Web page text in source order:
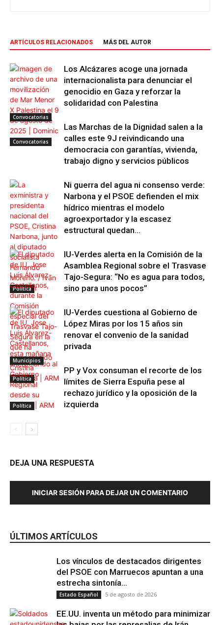
ARTÍCULOS RELACIONADOS MÁS DEL AUTOR
Convocatorias
Los Alcázares acoge una jornada
internacionalista para denunciar el
genocidio en Gaza y reforzar la
solidaridad con Palestina
Convocatorias
Las Marchas de la Dignidad salen a la
calles este 9J reivindicando una
democracia con garantías, vivienda,
trabajo digno y servicios públicos
Política
Ni guerra del agua ni consenso verde:
Narbona y el PSOE defienden el mix
hídrico mientras el modelo
agroexportador y la escasez
estructural quedan...
Política
IU-Verdes alerta en la Comisión de la
Asamblea Regional sobre el Trasvase
Tajo-Segura: “No es agua para todos,
sino para unos pocos”
Política
IU-Verdes cuestiona al Gobierno de
López Miras por los 15 años sin
renovar el convenio de la sanidad
privada
Municipios
PP y Vox consuman el recorte de los
límites de Sierra Espuña pese al
rechazo jurídico y la oposición de la
izquierda
DEJA UNA RESPUESTA
INICIAR SESIÓN PARA DEJAR UN COMENTARIO
ÚLTIMOS ARTÍCULOS
Los vínculos de destacados dirigentes
del PSOE con Marruecos apuntan a una
estrecha sintonía...
Estado Español 5 de agosto de 2026
EE.UU. inventa un método para minimizar